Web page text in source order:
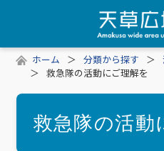
ホーム 分類から探す
救急隊の活動にご理解を
救急隊の活動